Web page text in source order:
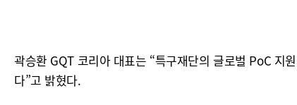
곽승환 GQT 코리아 대표는 “특구재단의 글로벌 PoC 지
다”고 밝혔다.